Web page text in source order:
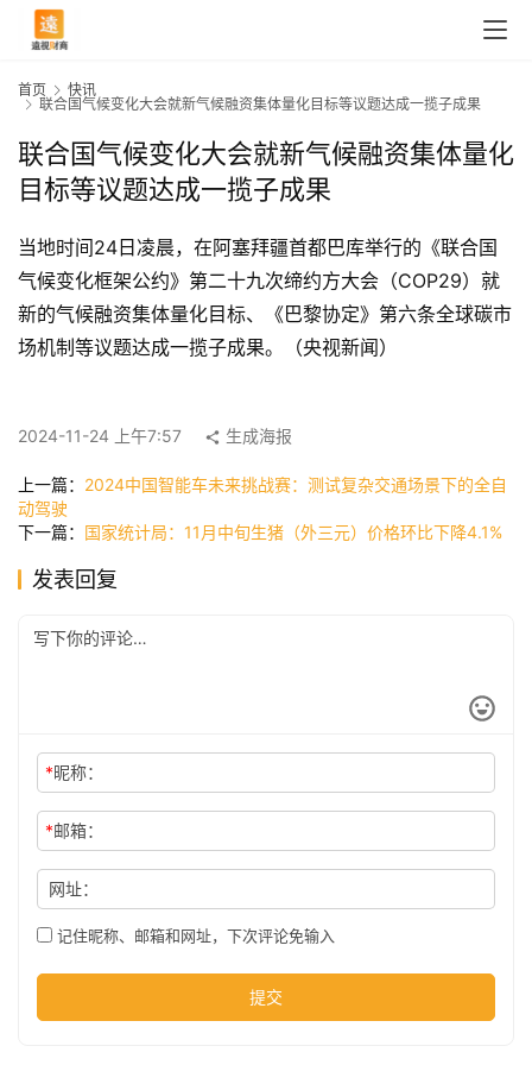
快
讯
司
尚
科
首页
快讯
联合国气候变化大会就新气候融资集体量化目标等议题达成一揽子成果
联合国气候变化大会就新气候融资集体量化
目标等议题达成一揽子成果
当地时间24日凌晨，在阿塞拜疆首都巴库举行的《联合国
气候变化框架公约》第二十九次缔约方大会（COP29）就
新的气候融资集体量化目标、《巴黎协定》第六条全球碳市
场机制等议题达成一揽子成果。（央视新闻）
2024-11-24 上午7:57 生成海报
上一篇： 2024中国智能车未来挑战赛：测试复杂交通场景下的全自
动驾驶
下一篇： 国家统计局：11月中旬生猪（外三元）价格环比下降4.1%
发表回复
*昵称：
*邮箱：
网址：
记住昵称、邮箱和网址，下次评论免输入
提交